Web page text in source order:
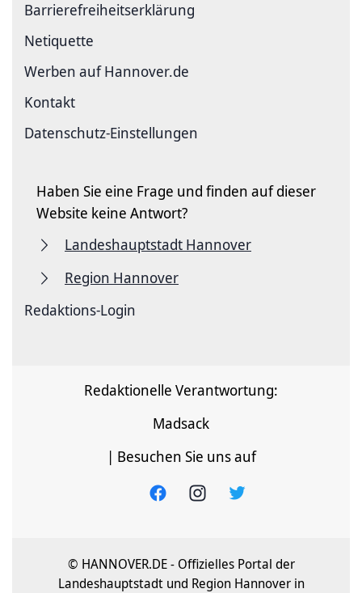
Barriere­freiheits­erklärung
Netiquette
Werben auf Hannover.de
Kontakt
Datenschutz-Einstellungen
Haben Sie eine Frage und finden auf dieser
Website keine Antwort?
Landeshauptstadt Hannover
Region Hannover
Redaktions-Login
Redaktionelle Verantwortung:
Madsack
| Besuchen Sie uns auf
© HANNOVER.DE - Offizielles Portal der
Landeshauptstadt und Region Hannover in